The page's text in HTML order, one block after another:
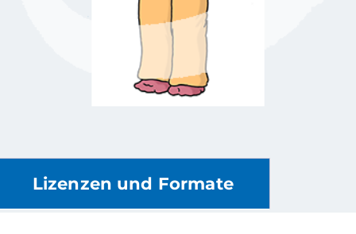
Lizenzen und Formate